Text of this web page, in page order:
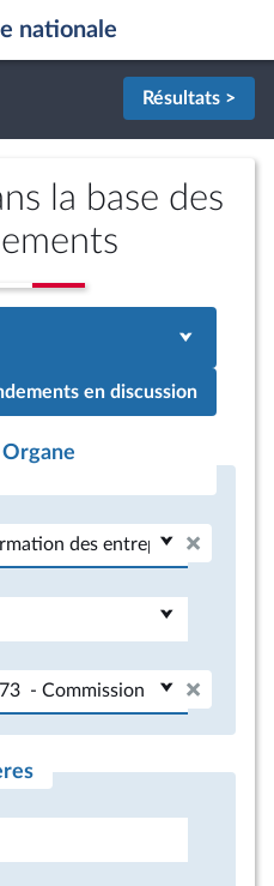
nationale
Résultats >
la base des
en discussion